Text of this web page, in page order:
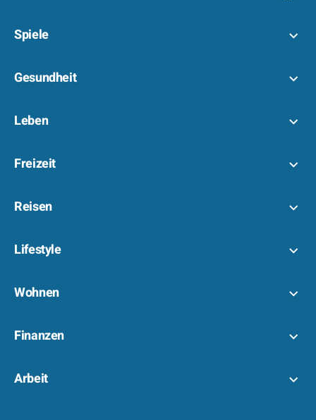
Spiele
Gesundheit
Leben
Freizeit
Reisen
Lifestyle
Wohnen
Finanzen
Arbeit